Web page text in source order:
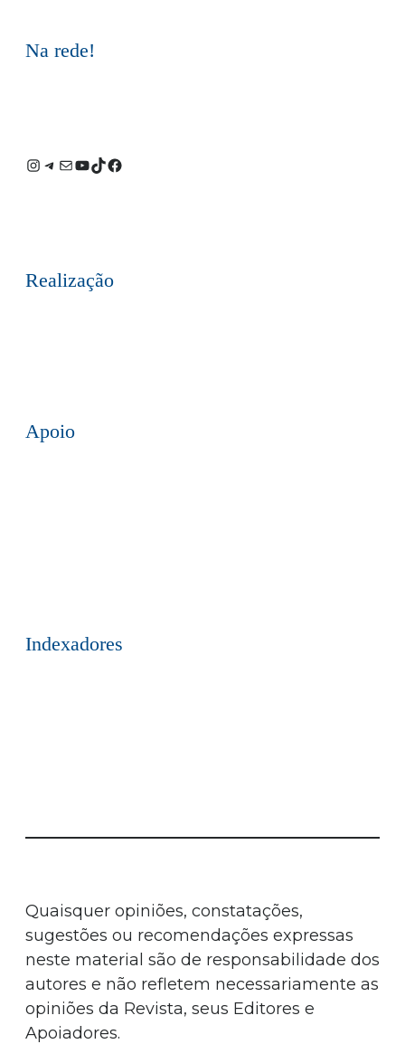
Na rede!
Instagram
Telegram
E-Youtube
TikTok
Facebook
Realização
Apoio
Indexadores
Quaisquer opiniões, constatações,
sugestões ou recomendações expressas
neste material são de responsabilidade dos
autores e não refletem necessariamente as
opiniões da Revista, seus Editores e
Apoiadores.